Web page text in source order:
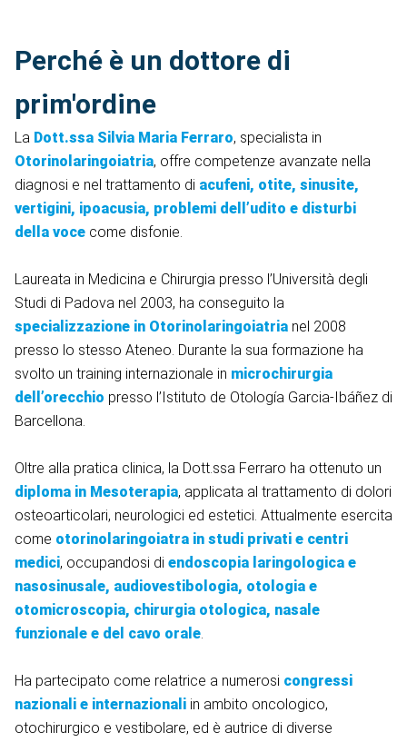
Perché è un dottore di
prim'ordine
La Dott.ssa Silvia Maria Ferraro, specialista in
Otorinolaringoiatria, offre competenze avanzate nella
diagnosi e nel trattamento di acufeni, otite, sinusite,
vertigini, ipoacusia, problemi dell’udito e disturbi
della voce come disfonie.
Laureata in Medicina e Chirurgia presso l’Università degli
Studi di Padova nel 2003, ha conseguito la
specializzazione in Otorinolaringoiatria nel 2008
presso lo stesso Ateneo. Durante la sua formazione ha
svolto un training internazionale in microchirurgia
dell’orecchio presso l’Istituto de Otología Garcia-Ibáñez di
Barcellona.
Oltre alla pratica clinica, la Dott.ssa Ferraro ha ottenuto un
diploma in Mesoterapia, applicata al trattamento di dolori
osteoarticolari, neurologici ed estetici. Attualmente esercita
come otorinolaringoiatra in studi privati e centri
medici, occupandosi di endoscopia laringologica e
nasosinusale, audiovestibologia, otologia e
otomicroscopia, chirurgia otologica, nasale
funzionale e del cavo orale.
Ha partecipato come relatrice a numerosi congressi
nazionali e internazionali in ambito oncologico,
otochirurgico e vestibolare, ed è autrice di diverse